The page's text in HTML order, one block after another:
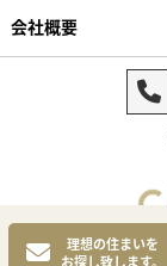
理想の住まいを
お探し致します。
会社概要